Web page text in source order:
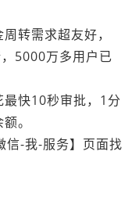
转需求超友好，
5000万多用户已
快10秒审批，1分
。
信-我-服务】页面找